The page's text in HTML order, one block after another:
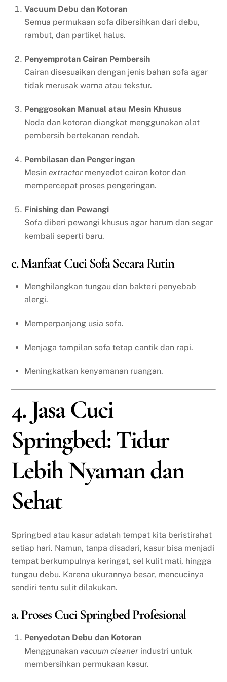
Vacuum Debu dan Kotoran
Semua permukaan sofa dibersihkan dari debu,
rambut, dan partikel halus.
Penyemprotan Cairan Pembersih
Cairan disesuaikan dengan jenis bahan sofa agar
tidak merusak warna atau tekstur.
Penggosokan Manual atau Mesin Khusus
Noda dan kotoran diangkat menggunakan alat
pembersih bertekanan rendah.
Pembilasan dan Pengeringan
Mesin extractor menyedot cairan kotor dan
mempercepat proses pengeringan.
Finishing dan Pewangi
Sofa diberi pewangi khusus agar harum dan segar
kembali seperti baru.
c. Manfaat Cuci Sofa Secara Rutin
Menghilangkan tungau dan bakteri penyebab
alergi.
Memperpanjang usia sofa.
Menjaga tampilan sofa tetap cantik dan rapi.
Meningkatkan kenyamanan ruangan.
4. Jasa Cuci
Springbed: Tidur
Lebih Nyaman dan
Sehat
Springbed atau kasur adalah tempat kita beristirahat
setiap hari. Namun, tanpa disadari, kasur bisa menjadi
tempat berkumpulnya keringat, sel kulit mati, hingga
tungau debu. Karena ukurannya besar, mencucinya
sendiri tentu sulit dilakukan.
a. Proses Cuci Springbed Profesional
Penyedotan Debu dan Kotoran
Menggunakan vacuum cleaner industri untuk
membersihkan permukaan kasur.